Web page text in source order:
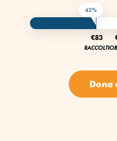
42%
€83
RACCOLTI
Dona